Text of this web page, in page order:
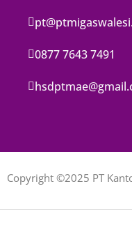
0877 7643 7491
Copyright ©2025 PT